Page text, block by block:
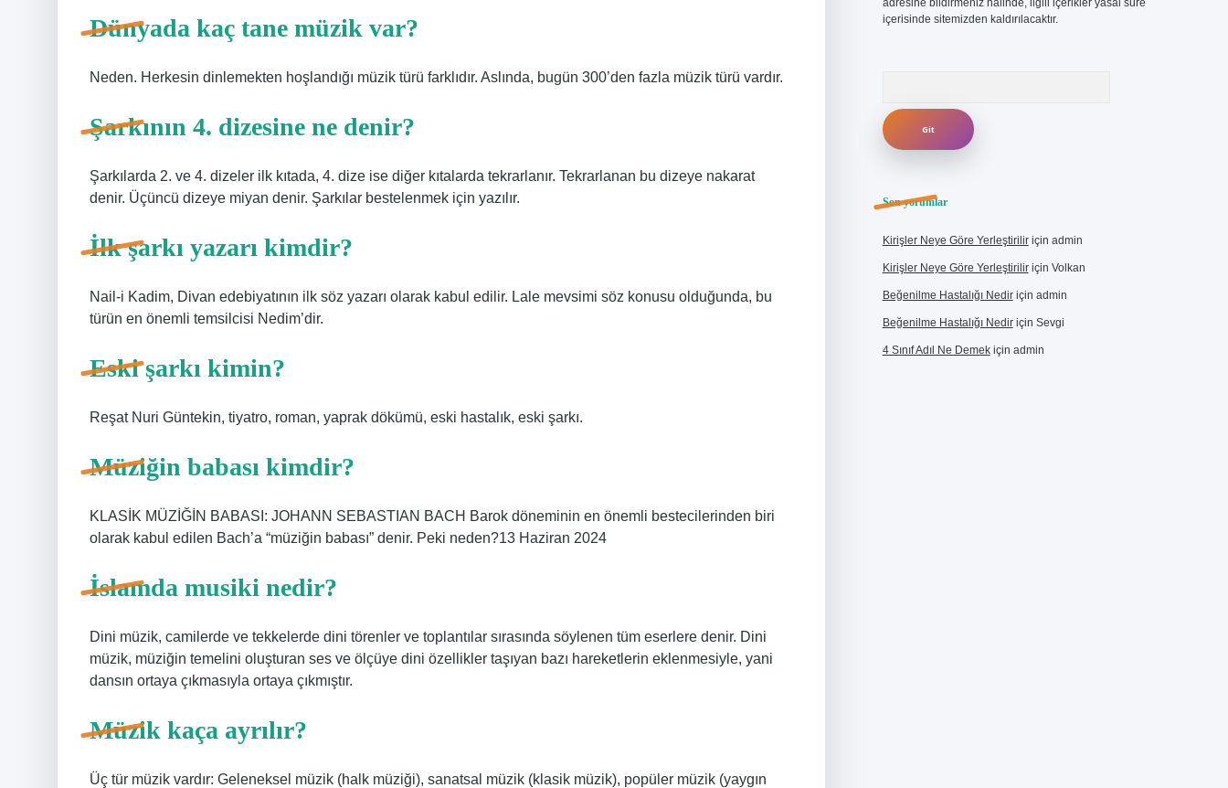
Dünyada kaç tane müzik var?
Neden. Herkesin dinlemekten hoşlandığı müzik türü farklıdır. Aslında, bugün 300’den fazla müzik türü vardır.
Şarkının 4. dizesine ne denir?
Şarkılarda 2. ve 4. dizeler ilk kıtada, 4. dize ise diğer kıtalarda tekrarlanır. Tekrarlanan bu dizeye nakarat
denir. Üçüncü dizeye miyan denir. Şarkılar bestelenmek için yazılır.
İlk şarkı yazarı kimdir?
Nail-i Kadim, Divan edebiyatının ilk söz yazarı olarak kabul edilir. Lale mevsimi söz konusu olduğunda, bu
türün en önemli temsilcisi Nedim’dir.
Eski şarkı kimin?
Reşat Nuri Güntekin, tiyatro, roman, yaprak dökümü, eski hastalık, eski şarkı.
Müziğin babası kimdir?
KLASİK MÜZİĞİN BABASI: JOHANN SEBASTIAN BACH Barok döneminin en önemli bestecilerinden biri
olarak kabul edilen Bach’a “müziğin babası” denir. Peki neden?13 Haziran 2024
İslamda musiki nedir?
Dini müzik, camilerde ve tekkelerde dini törenler ve toplantılar sırasında söylenen tüm eserlere denir. Dini
müzik, müziğin temelini oluşturan ses ve ölçüye dini özellikler taşıyan bazı hareketlerin eklenmesiyle, yani
dansın ortaya çıkmasıyla ortaya çıkmıştır.
Müzik kaça ayrılır?
Üç tür müzik vardır: Geleneksel müzik (halk müziği), sanatsal müzik (klasik müzik), popüler müzik (yaygın
adresine bildirmeniz halinde, ilgili içerikler yasal süre
içerisinde sitemizden kaldırılacaktır.
Son yorumlar
Kirişler Neye Göre Yerleştiriliriçin admin
Kirişler Neye Göre Yerleştiriliriçin Volkan
Beğenilme Hastalığı Nediriçin admin
Beğenilme Hastalığı Nediriçin Sevgi
4 Sınıf Adıl Ne Demekiçin admin